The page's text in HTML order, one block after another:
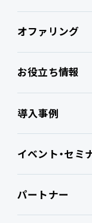
特長・選ばれ
ブランドコア
PROACTIVE
ATWILL
プロダク
機能
Fit to
Best
連携ソリュー
オファリング
オファリ
業務特化型オ
業界特化型オ
経営課題別オ
お役立ち情報
お役立ち
資料ダウンロ
よくあるご質
導入事例
イベント・セミ
パートナー